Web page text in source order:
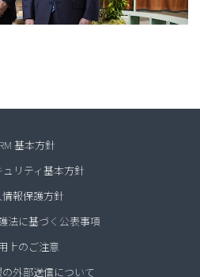
基本方針
リティ基本方針
報保護方針
法に基づく公表事項
上のご注意
外部送信について